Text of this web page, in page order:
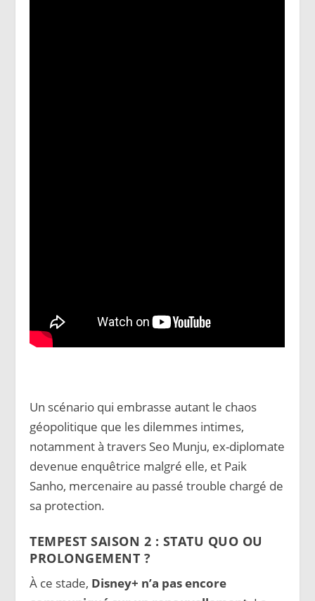
Un scénario qui embrasse autant le chaos
géopolitique que les dilemmes intimes,
notamment à travers Seo Munju, ex-diplomate
devenue enquêtrice malgré elle, et Paik
Sanho, mercenaire au passé trouble chargé de
sa protection.
TEMPEST SAISON 2 : STATU QUO OU
PROLONGEMENT ?
À ce stade, Disney+ n’a pas encore